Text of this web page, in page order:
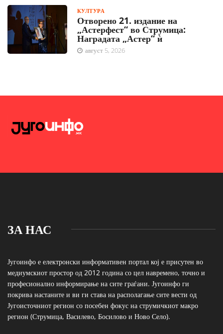
КУЛТУРА
Отворено 21. издание на
„Астерфест“ во Струмица:
Наградата „Астер“ ѝ
август 5, 2026
ЗА НАС
Југоинфо е електронски информативен портал кој е присутен во
медиумскиот простор од 2012 година со цел навремено, точно и
професионално информирање на сите граѓани. Југоинфо ги
покрива настаните и ви ги става на располагање сите вести од
Југоисточниот регион со посебен фокус на струмичкиот макро
регион (Струмица, Василево, Босилово и Ново Село).